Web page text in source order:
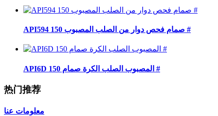
API594 صمام فحص دوار من الصلب المصبوب 150 #
API6D المصبوب الصلب الكرة صمام 150 #
热门推荐
معلومات عنا